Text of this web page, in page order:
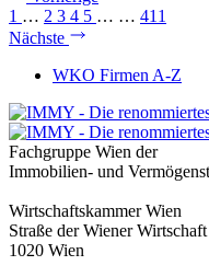
1 … 2 3 4 5 … … 411
Nächste
WKO Firmen A-Z
Fachgruppe Wien der
Immobilien- und
Wirtschaftskammer Wien
Straße der Wiener Wirtschaft
1020 Wien